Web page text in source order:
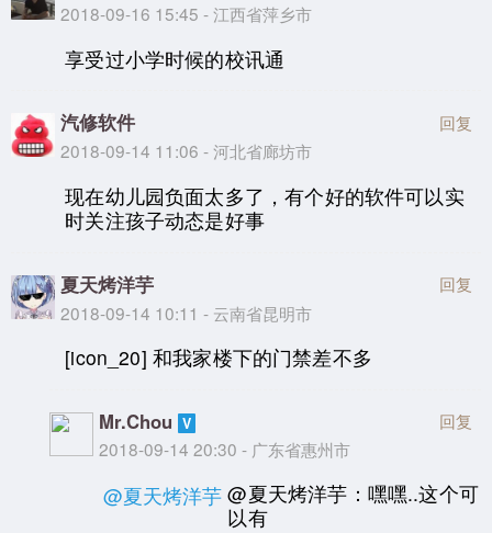
2018-09-16 15:45 - 江西省萍乡市
享受过小学时候的校讯通
汽修软件
2018-09-14 11:06 - 河北省廊坊市
回复
现在幼儿园负面太多了，有个好的软件可以实
时关注孩子动态是好事
夏天烤洋芋
2018-09-14 10:11 - 云南省昆明市
回复
[icon_20] 和我家楼下的门禁差不多
Mr.Chou
2018-09-14 20:30 - 广东省惠州市
回复
@夏天烤洋芋 @夏天烤洋芋：嘿嘿..这个可
以有